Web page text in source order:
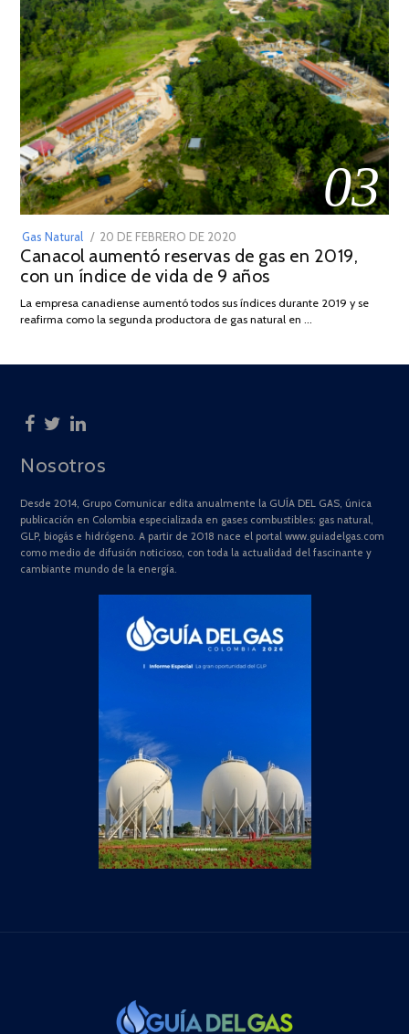
03
Gas Natural
POSTED
ON
20 DE FEBRERO DE 2020
DE
JULIO
2025
Canacol aumentó reservas de gas en 2019,
con un índice de vida de 9 años
La empresa canadiense aumentó todos sus índices durante 2019 y se
reafirma como la segunda productora de gas natural en …
Nosotros
Desde 2014, Grupo Comunicar edita anualmente la GUÍA DEL GAS, única
publicación en Colombia especializada en gases combustibles: gas natural,
GLP, biogás e hidrógeno. A partir de 2018 nace el portal www.guiadelgas.com
como medio de difusión noticioso, con toda la actualidad del fascinante y
cambiante mundo de la energía.